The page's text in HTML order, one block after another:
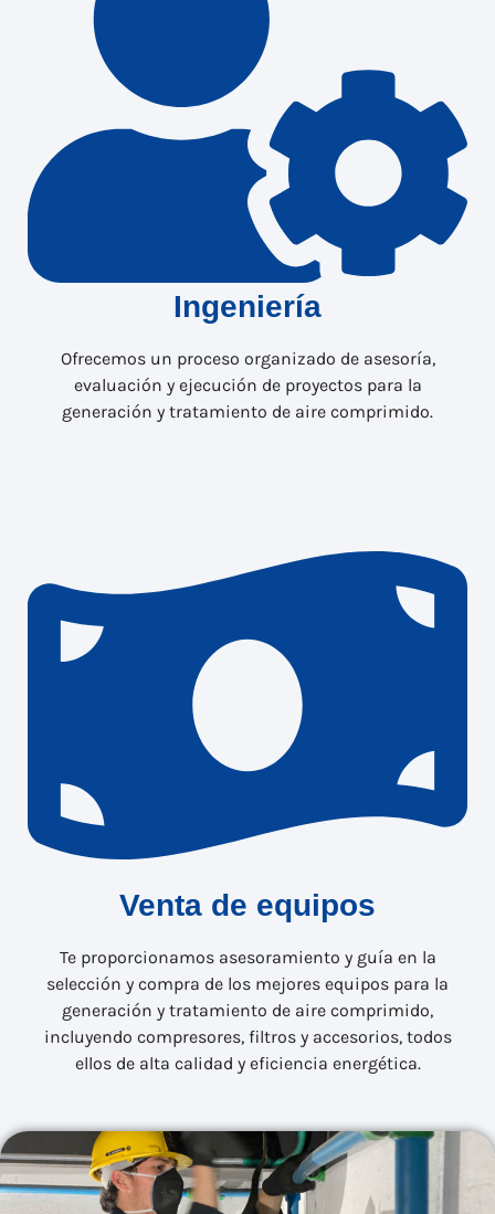
Ingeniería
Ofrecemos un proceso organizado de asesoría,
evaluación y ejecución de proyectos para la
generación y tratamiento de aire comprimido.
Venta de equipos
Te proporcionamos asesoramiento y guía en la
selección y compra de los mejores equipos para la
generación y tratamiento de aire comprimido,
incluyendo compresores, filtros y accesorios, todos
ellos de alta calidad y eficiencia energética.